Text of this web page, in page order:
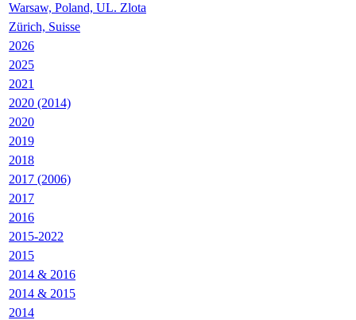
Warsaw, Poland, UL. Zlota
Zürich, Suisse
2026
2025
2021
2020 (2014)
2020
2019
2018
2017 (2006)
2017
2016
2015-2022
2015
2014 & 2016
2014 & 2015
2014